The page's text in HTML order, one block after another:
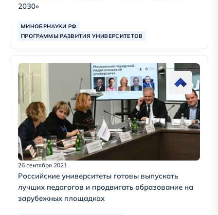
2030»
МИНОБРНАУКИ РФ
ПРОГРАММЫ РАЗВИТИЯ УНИВЕРСИТЕТОВ
26 сентября 2021
Российские университеты готовы выпускать
лучших педагогов и продвигать образование на
зарубежных площадках